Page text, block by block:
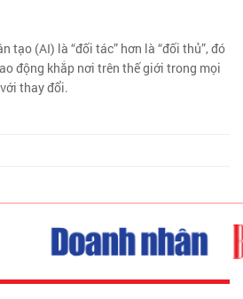
tạo (AI) là “đối tác” hơn là “đối thủ”, đó
động khắp nơi trên thế giới trong mọi
thay đổi.